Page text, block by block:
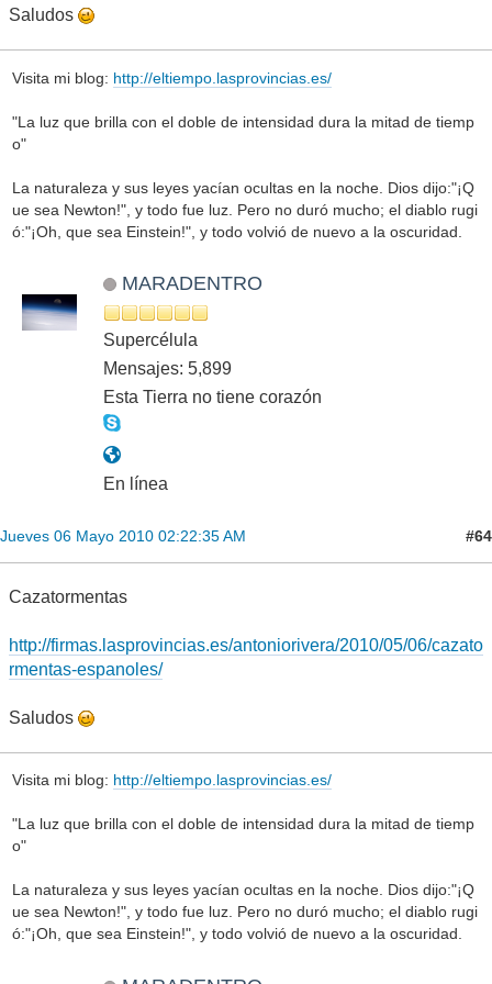
Saludos
Visita mi blog: http://eltiempo.lasprovincias.es/
"La luz que brilla con el doble de intensidad dura la mitad de tiemp
o"
La naturaleza y sus leyes yacían ocultas en la noche. Dios dijo:"¡Q
ue sea Newton!", y todo fue luz. Pero no duró mucho; el diablo rugi
ó:"¡Oh, que sea Einstein!", y todo volvió de nuevo a la oscuridad.
MARADENTRO
Supercélula
Mensajes: 5,899
Esta Tierra no tiene corazón
En línea
Jueves 06 Mayo 2010 02:22:35 AM #64
Cazatormentas
http://firmas.lasprovincias.es/antoniorivera/2010/05/06/cazato
rmentas-espanoles/
Saludos
Visita mi blog: http://eltiempo.lasprovincias.es/
"La luz que brilla con el doble de intensidad dura la mitad de tiemp
o"
La naturaleza y sus leyes yacían ocultas en la noche. Dios dijo:"¡Q
ue sea Newton!", y todo fue luz. Pero no duró mucho; el diablo rugi
ó:"¡Oh, que sea Einstein!", y todo volvió de nuevo a la oscuridad.